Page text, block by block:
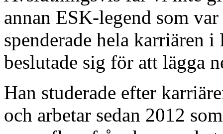
annan ESK-legend som
spenderade hela karriären
beslutade sig för att lägga
Han studerade efter
och arbetar sedan 2012